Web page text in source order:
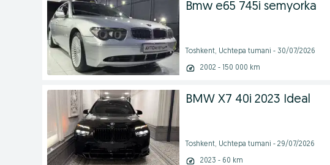
Bmw e65 745i semyorka
Toshkent, Uchtepa tumani - 30/07/2026
2002 - 150 000 km
BMW X7 40i 2023 Ideal
Toshkent, Uchtepa tumani - 29/07/2026
2023 - 60 km